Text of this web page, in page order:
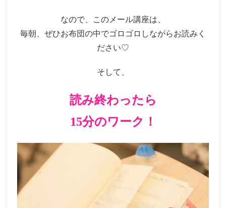
なので、このメール講座は、
毎朝、ぜひお布団の中でゴロゴロしながらお読みく
ださい♡
そして、
読み終わったら
15分のワーク！